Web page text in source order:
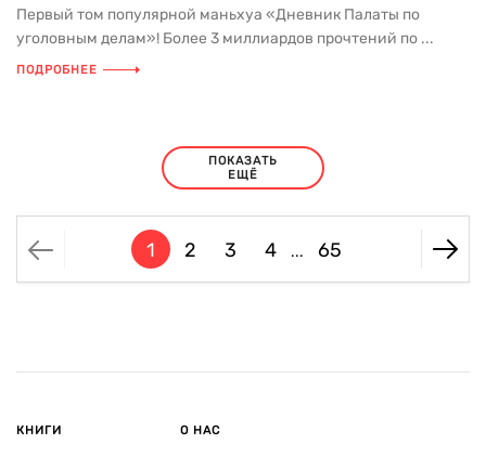
Первый том популярной маньхуа «Дневник Палаты по
уголовным делам»! Более 3 миллиардов прочтений по ...
ПОДРОБНЕЕ
ПОКАЗАТЬ
ЕЩЁ
1 2 3 4 ... 65
КНИГИ О НАС